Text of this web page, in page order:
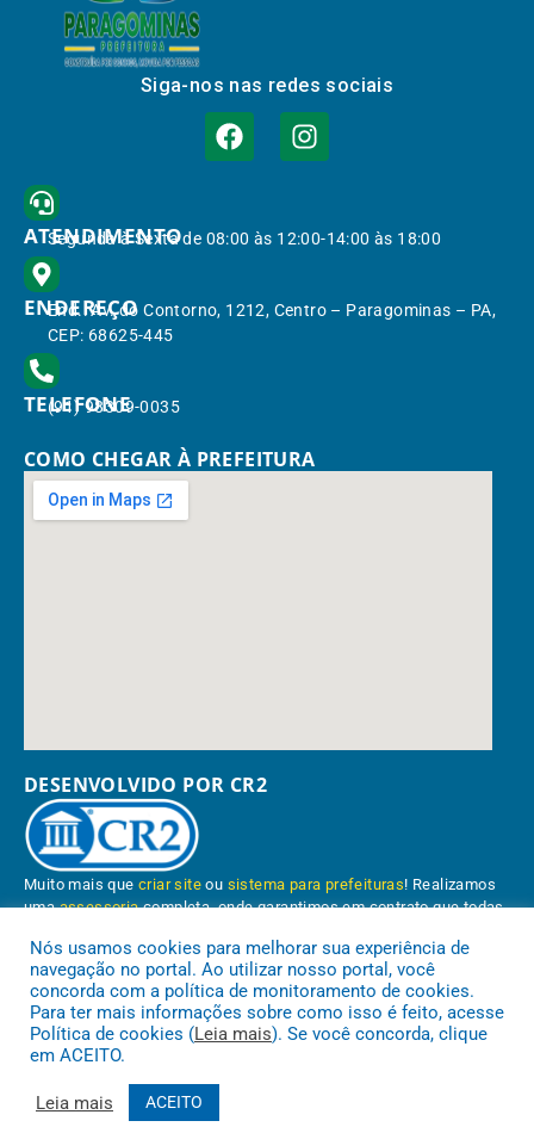
Siga-nos nas redes sociais
ATENDIMENTO
Segunda à Sexta de 08:00 às 12:00-14:00 às 18:00
ENDEREÇO
End.: Av. do Contorno, 1212, Centro – Paragominas – PA,
CEP: 68625-445
TELEFONE
(91) 98309-0035
COMO CHEGAR À PREFEITURA
DESENVOLVIDO POR CR2
Muito mais quecriar site ou sistema para prefeituras! Realizamos
umaassessoriacompleta, onde garantimos em contrato que todas
Conheça oPNTP e oRadar da Transparência Pública
Nós usamos cookies para melhorar sua experiência de
navegação no portal. Ao utilizar nosso portal, você
concorda com a política de monitoramento de cookies.
Para ter mais informações sobre como isso é feito, acesse
Política de cookies (Leia mais). Se você concorda, clique
em ACEITO.
Leia mais ACEITO